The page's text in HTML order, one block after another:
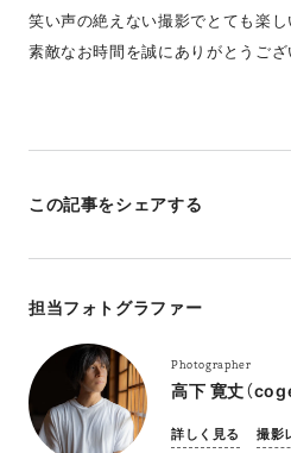
笑い声の絶えない撮影でとても楽
素敵なお時間を誠にありがとうご
この記事をシェアする
担当フォトグラファー
Photographer
高下 寛丈（coge
詳しく見る 撮影